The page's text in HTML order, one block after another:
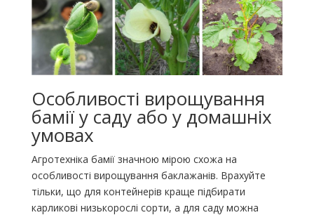
Особливості вирощування
бамії у саду або у домашніх
умовах
Агротехніка бамії значною мірою схожа на
особливості вирощування баклажанів. Врахуйте
тільки, що для контейнерів краще підбирати
карликові низькорослі сорти, а для саду можна